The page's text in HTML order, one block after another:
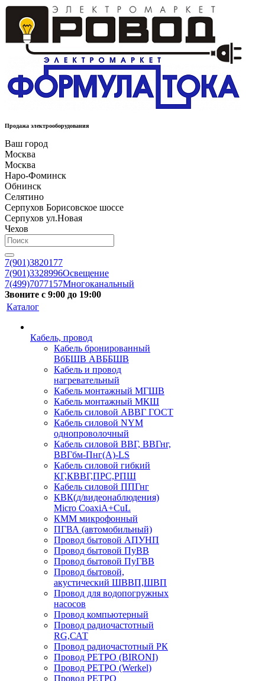
Продажа электрооборудования
Ваш город
Москва
Москва
Наро-Фоминск
Обнинск
Селятино
Серпухов Борисовское шоссе
Серпухов ул.Новая
Чехов
7(901)3820177
7(901)3328996Освещение
7(499)7077157Многоканальный
Звоните с 9:00 до 19:00
Каталог
Кабель, провод
Кабель бронированный
ВбБШВ АВББШВ
Кабель и провод
нагревательный
Кабель монтажный МГШВ
Кабель монтажный МКШ
Кабель силовой АВВГ ГОСТ
Кабель силовой NYM
однопроволочный
Кабель силовой ВВГ, ВВГнг,
ВВГбм-Пнг(А)-LS
Кабель силовой гибкий
КГ,КВВГ,ПРС,РПШ
Кабель силовой ППГнг
КВК(д/видеонаблюдения)
Micro CoaxiA+CuL
КММ микрофонный
ПГВА (автомобильный)
Провод бытовой АПУНП
Провод бытовой ПуВВ
Провод бытовой ПуГВВ
Провод бытовой,
акустический ШВВП,ШВП
Провод для водопогружных
насосов
Провод компьютерный
Провод радиочастотный
RG,САТ
Провод радиочастотный РК
Провод РЕТРО (BIRONI)
Провод РЕТРО (Werkel)
Провод РЕТРО